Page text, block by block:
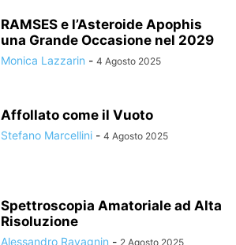
RAMSES e l’Asteroide Apophis
una Grande Occasione nel 2029
Monica Lazzarin - 4 Agosto 2025
Affollato come il Vuoto
Stefano Marcellini - 4 Agosto 2025
Spettroscopia Amatoriale ad Alta
Risoluzione
Alessandro Ravagnin - 2 Agosto 2025